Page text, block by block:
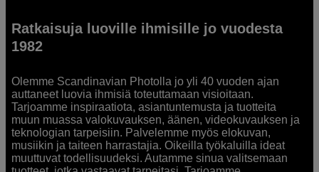
Ratkaisuja luoville ihmisille jo vuodesta
1982
Olemme Scandinavian Photolla jo yli 40 vuoden ajan
auttaneet luovia ihmisiä toteuttamaan visioitaan.
Tarjoamme inspiraatiota, asiantuntemusta ja tuotteita
muun muassa valokuvauksen, äänen, videokuvauksen ja
teknologian tarpeisiin. Palvelemme myös elokuvan,
musiikin ja taiteen harrastajia. Oikeilla työkaluilla ideat
muuttuvat todellisuudeksi. Autamme sinua valitsemaan